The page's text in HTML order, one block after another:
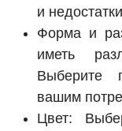
и
Форма и
иметь
Выберите
вашим
Цвет: